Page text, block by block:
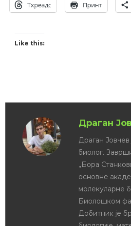
Тхреадс Принт
Like this:
биологије ученика